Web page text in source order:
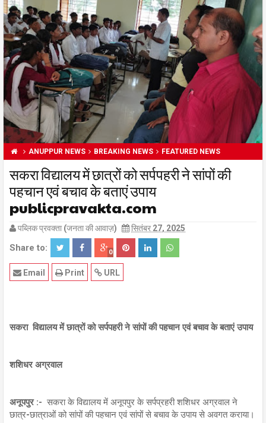
ANUPPUR NEWS BREAKING NEWS FEATURED NEWS
सकरा विद्यालय में छात्रों को सर्पपहरी ने सांपों की
पहचान एवं बचाव के बताएं उपाय
publicpravakta.com
पब्लिक प्रवक्ता (जनता की आवाज़) सितंबर 27, 2025
Share to: 0
URL
Print
Email
सकरा विद्यालय में छात्रों को सर्पपहरी ने सांपों की पहचान एवं बचाव के बताएं उपाय
शशिधर अग्रवाल
अनूपपुर :- सकरा के विद्यालय में अनूपपुर के सर्पप्रहरी शशिधर अग्रवाल ने
छात्र-छात्राओं को सांपों की पहचान एवं सांपों से बचाव के उपाय से अवगत कराया।